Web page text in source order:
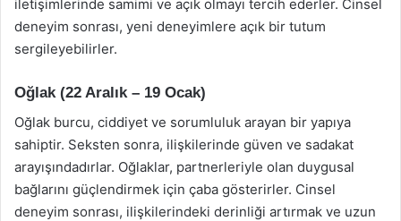
iletişimlerinde samimi ve açık olmayı tercih ederler. Cinsel
deneyim sonrası, yeni deneyimlere açık bir tutum
sergileyebilirler.
Oğlak (22 Aralık – 19 Ocak)
Oğlak burcu, ciddiyet ve sorumluluk arayan bir yapıya
sahiptir. Seksten sonra, ilişkilerinde güven ve sadakat
arayışındadırlar. Oğlaklar, partnerleriyle olan duygusal
bağlarını güçlendirmek için çaba gösterirler. Cinsel
deneyim sonrası, ilişkilerindeki derinliği artırmak ve uzun